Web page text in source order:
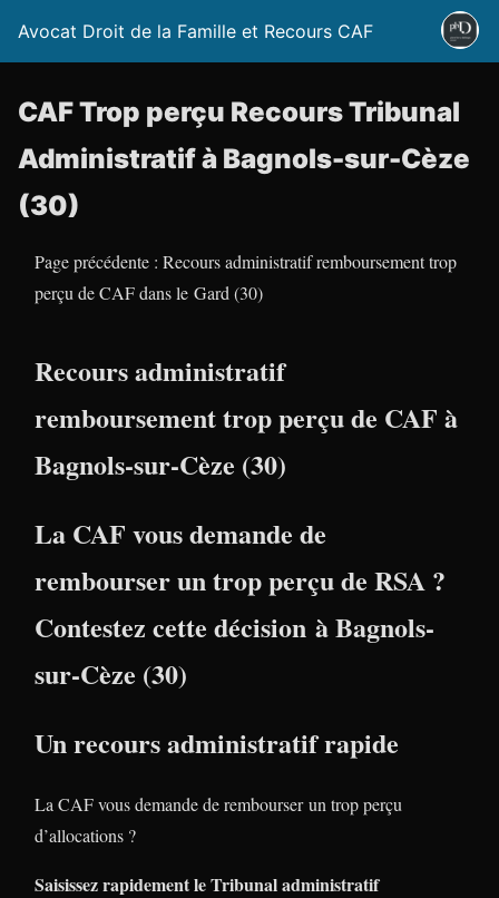
Avocat Droit de la Famille et Recours CAF
CAF Trop perçu Recours Tribunal
Administratif à Bagnols-sur-Cèze
(30)
Page précédente : Recours administratif remboursement trop
perçu de CAF dans le Gard (30)
Recours administratif
remboursement trop perçu de CAF à
Bagnols-sur-Cèze (30)
La CAF vous demande de
rembourser un trop perçu de RSA ?
Contestez cette décision à Bagnols-
sur-Cèze (30)
Un recours administratif rapide
La CAF vous demande de rembourser un trop perçu
d’allocations ?
Saisissez rapidement le Tribunal administratif